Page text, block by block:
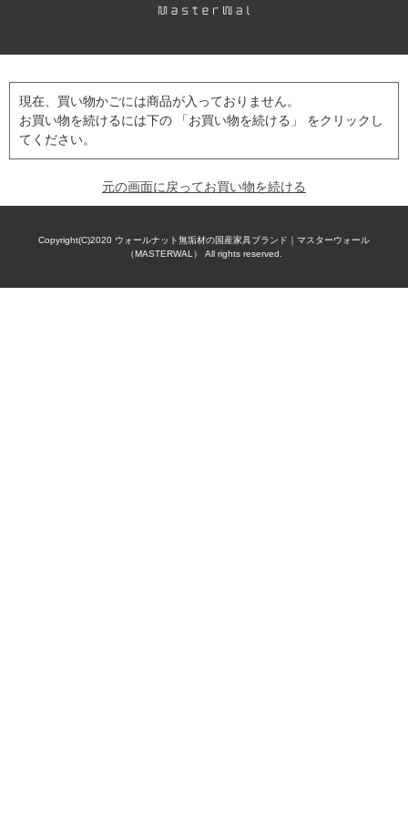
現在、買い物かごには商品が入っておりません。
お買い物を続けるには下の 「お買い物を続ける」 をクリックし
てください。
元の画面に戻ってお買い物を続ける
Copyright(C)2020 ウォールナット無垢材の国産家具ブランド｜マスターウォール
（MASTERWAL） All rights reserved.